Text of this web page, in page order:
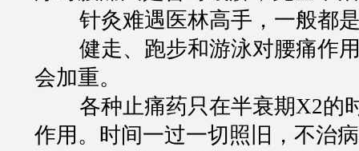
针灸难遇医林高手，一般都
健走、跑步和游泳对腰痛作
会加重。
各种止痛药只在半衰期X2的
作用。时间一过一切照旧，不治